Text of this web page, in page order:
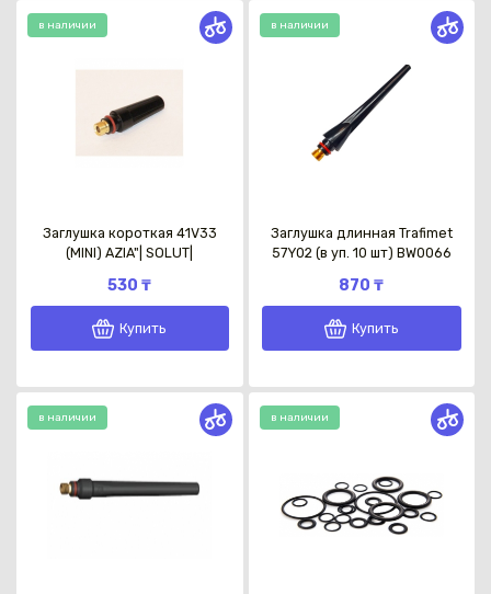
в наличии
Заглушка короткая 41V33
(MINI) AZIA"| SOLUT|
530 ₸
Купить
в наличии
Заглушка длинная Trafimet
57Y02 (в уп. 10 шт) BW0066
870 ₸
Купить
в наличии в наличии